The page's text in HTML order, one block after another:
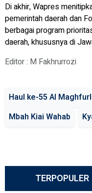
Di akhir, Wapres
pemerintah daerah dan
berbagai program
daerah, khususnya di
Editor : M Fakhrurrozi
Haul ke-55 Al
Mbah Kiai Wahab
TERPOPULER